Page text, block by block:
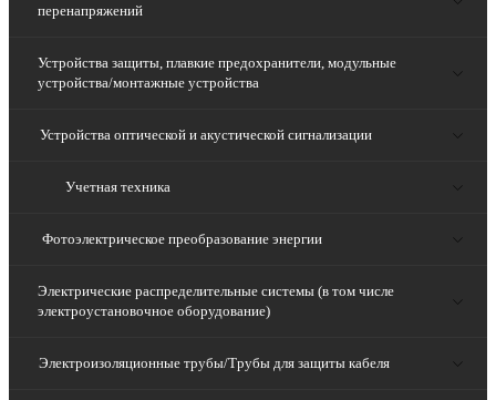
перенапряжений
Устройства защиты, плавкие предохранители, модульные
устройства/монтажные устройства
Устройства оптической и акустической сигнализации
Учетная техника
Фотоэлектрическое преобразование энергии
Электрические распределительные системы (в том числе
электроустановочное оборудование)
Электроизоляционные трубы/Трубы для защиты кабеля